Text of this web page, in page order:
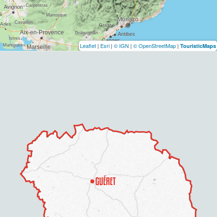
Leaflet | Esri | © IGN | © OpenStreetMap | TouristicMaps